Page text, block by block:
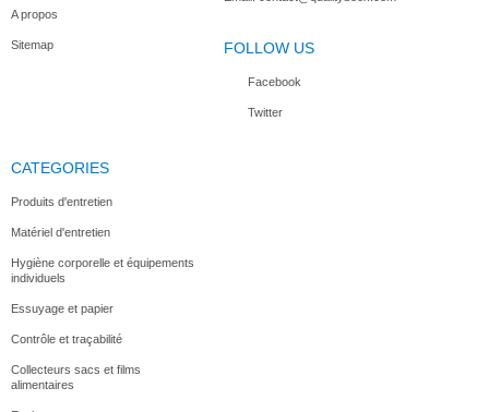
A propos
Sitemap FOLLOW US
Facebook
Twitter
CATEGORIES
Produits d'entretien
Matériel d'entretien
Hygiène corporelle et équipements
individuels
Essuyage et papier
Contrôle et traçabilité
Collecteurs sacs et films
alimentaires